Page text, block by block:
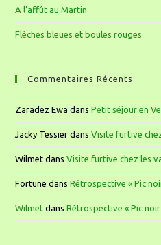
A l’affût au Martin
Flèches bleues et boules rouges
Commentaires Récents
Zaradez Ewa dansPetit séjour en
Jacky Tessier dansVisite furtive
Wilmet dansVisite furtive chez les
Fortune dansRétrospective « Pic
Wilmet dansRétrospective « Pic noir